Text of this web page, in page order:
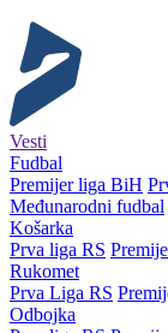
Vesti
Fudbal
Premijer liga BiH
Međunarodni fudbal
Košarka
Prva liga RS
Rukomet
Prva Liga RS
Odbojka